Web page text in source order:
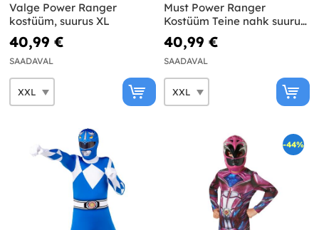
Valge Power Ranger
kostüüm, suurus XL
40,99 €
SAADAVAL
Must Power Ranger
Kostüüm Teine nahk suurus
suur
40,99 €
SAADAVAL
-44%